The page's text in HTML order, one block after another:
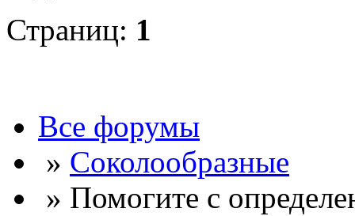
Страниц: 1
Все форумы
» Соколообразные
» Помогите с